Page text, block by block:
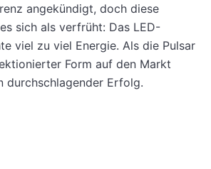
angekündigt, doch diese
sich als verfrüht: Das LED-
viel zu viel Energie. Als die Pulsar
Form auf den Markt
durchschlagender Erfolg.